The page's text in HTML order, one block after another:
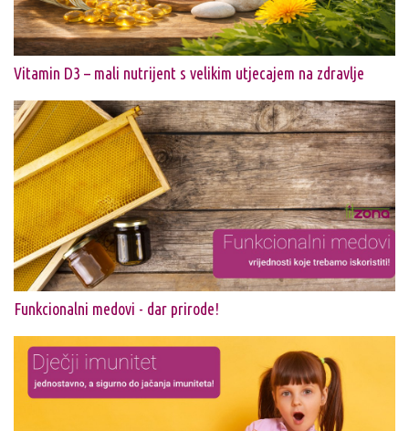
Vitamin D3 – mali nutrijent s velikim utjecajem na zdravlje
Funkcionalni medovi - dar prirode!